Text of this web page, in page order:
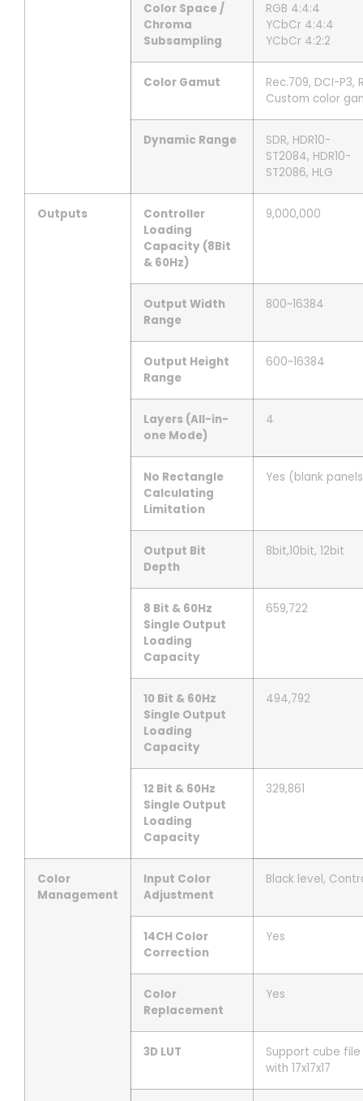
Color Space /
Chroma
Subsampling
RGB 4:4:4
YCbCr 4:4:4
YCbCr 4:2:2
Color Gamut
Rec.709, DCI-P3,
Custom color
Dynamic Range
SDR, HDR10-
ST2084, HDR10-
ST2086, HLG
Outputs
Controller
Loading
Capacity (8Bit
& 60Hz)
9,000,000
Output Width
Range
800~16384
Output Height
Range
600~16384
Layers (All-in-
one Mode)
4
No Rectangle
Calculating
Limitation
Yes (blank
Output Bit
Depth
8bit,10bit, 12bit
8 Bit & 60Hz
Single Output
Loading
Capacity
659,722
10 Bit & 60Hz
Single Output
Loading
Capacity
494,792
12 Bit & 60Hz
Single Output
Loading
Capacity
329,861
Color
Management
Input Color
Adjustment
Black level,
14CH Color
Correction
Yes
Color
Replacement
Yes
3D LUT
Support cube file
with 17x17x17